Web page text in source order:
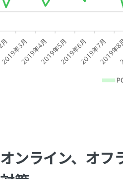
オンライン、オフ